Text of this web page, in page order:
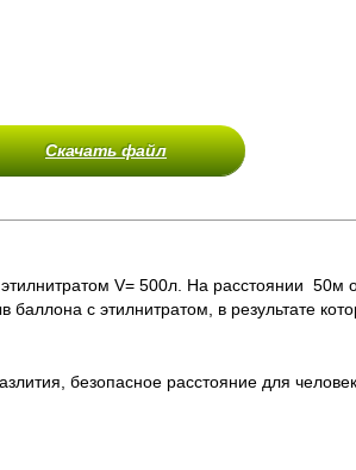
Скачать файл
V= 500л. На расстоянии 50м
с этилнитратом, в результате
безопасное расстояние для